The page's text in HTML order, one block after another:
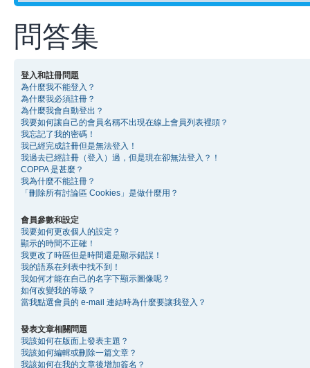
問答集
登入和註冊問題
為什麼我不能登入？
為什麼我必須註冊？
為什麼我會自動登出？
我要如何讓自己的會員名稱不出現在線上會員列表裡頭？
我忘記了我的密碼！
我已經完成註冊但是無法登入！
我過去已經註冊（登入）過，但是現在卻無法登入？！
COPPA 是甚麼？
我為什麼不能註冊？
「刪除所有討論區 Cookies」是做什麼用？
會員參數和設定
我要如何更改個人的設定？
顯示的時間不正確！
我更改了時區但是時間還是顯示錯誤！
我的語系在列表中找不到！
我如何才能在自己的名字下顯示圖像呢？
如何改變我的等級？
當我點選會員的 e-mail 連結時為什麼要讓我登入？
發表文章相關問題
我該如何在版面上發表主題？
我該如何編輯或刪除一篇文章？
我該如何在我的文章後增加簽名？